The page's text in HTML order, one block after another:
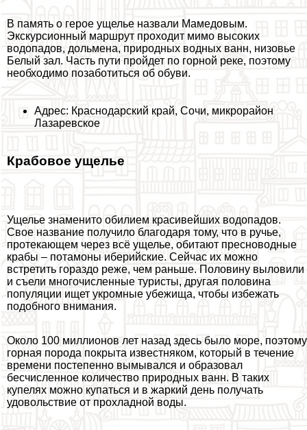
В память о герое ущелье назвали Мамедовым.
Экскурсионный маршрут проходит мимо высоких
водопадов, дольмена, природных водных ванн, низовье
Белый зал. Часть пути пройдет по горной реке, поэтому
необходимо позаботиться об обуви.
Адрес: Краснодарский край, Сочи, микрорайон
Лазаревское
Крабовое ущелье
Ущелье знаменито обилием красивейших водопадов.
Свое название получило благодаря тому, что в ручье,
протекающем через всё ущелье, обитают пресноводные
кpaбы – потамоны иберийские. Сейчас их можно
встретить гораздо реже, чем раньше. Половину выловили
и съели многочисленные туристы, другая половина
популяции ищет укромные убежища, чтобы избежать
подобного внимания.
Около 100 миллионов лет назад здесь было море, поэтому
горная порода покрыта известняком, который в течение
времени постепенно вымывался и образовал
бесчисленное количество природных ванн. В таких
купелях можно купаться и в жаркий день получать
удовольствие от прохладной воды.